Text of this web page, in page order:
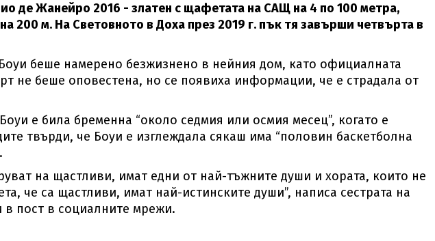
де Жанейро 2016 - златен с щафетата на САЩ на 4 по 100 метра,
200 м. На Световното в Доха през 2019 г. пък тя завърши четвърта в
беше намерено безжизнено в нейния дом, като официалната
не беше оповестена, но се появиха информации, че е страдала от
е била бременна “около седмия или осмия месец”, когато е
твърди, че Боуи е изглеждала сякаш има “половин баскетболна
на щастливи, имат едни от най-тъжните души и хората, които не
че са щастливи, имат най-истинските души”, написа сестрата на
в пост в социалните мрежи.